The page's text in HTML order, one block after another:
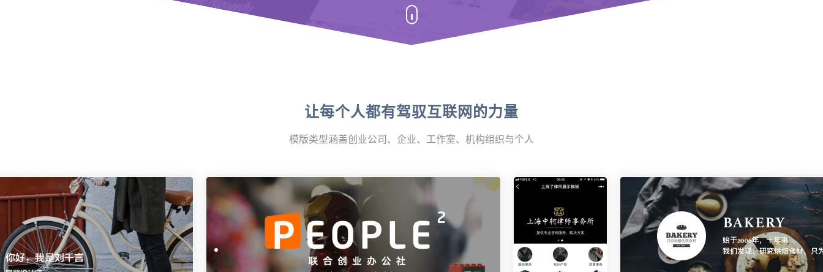
让每个人都有驾驭互联网的力量
模版类型涵盖创业公司、企业、工作室、机构组织与个人